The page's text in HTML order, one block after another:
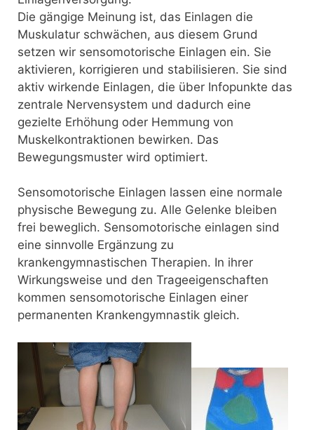
Die gängige Meinung ist, das Einlagen die
Muskulatur schwächen, aus diesem Grund
setzen wir sensomotorische Einlagen ein. Sie
aktivieren, korrigieren und stabilisieren. Sie sind
aktiv wirkende Einlagen, die über Infopunkte das
zentrale Nervensystem und dadurch eine
gezielte Erhöhung oder Hemmung von
Muskelkontraktionen bewirken. Das
Bewegungsmuster wird optimiert.
Sensomotorische Einlagen lassen eine normale
physische Bewegung zu. Alle Gelenke bleiben
frei beweglich. Sensomotorische einlagen sind
eine sinnvolle Ergänzung zu
krankengymnastischen Therapien. In ihrer
Wirkungsweise und den Trageeigenschaften
kommen sensomotorische Einlagen einer
permanenten Krankengymnastik gleich.